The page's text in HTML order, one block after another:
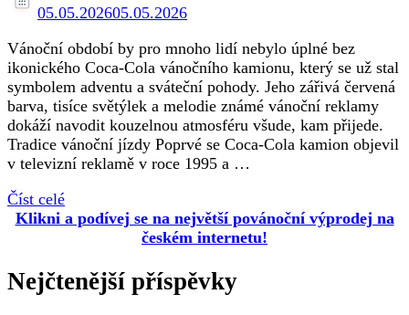
05.05.202605.05.2026
Vánoční období by pro mnoho lidí nebylo úplné bez
ikonického Coca-Cola vánočního kamionu, který se už stal
symbolem adventu a sváteční pohody. Jeho zářivá červená
barva, tisíce světýlek a melodie známé vánoční reklamy
dokáží navodit kouzelnou atmosféru všude, kam přijede.
Tradice vánoční jízdy Poprvé se Coca-Cola kamion objevil
v televizní reklamě v roce 1995 a …
Číst celé
Klikni a podívej se na největší povánoční výprodej na
českém internetu!
Nejčtenější příspěvky